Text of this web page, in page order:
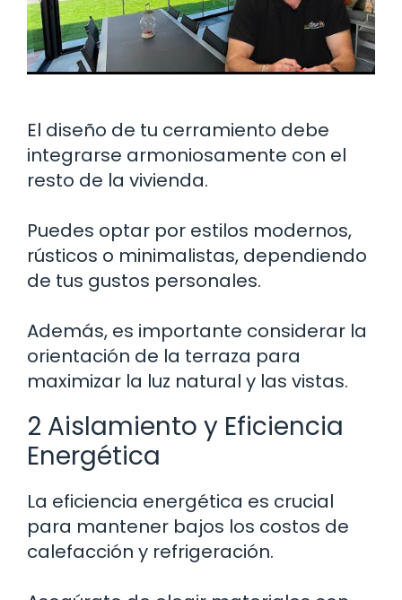
El diseño de tu cerramiento debe
integrarse armoniosamente con el
resto de la vivienda.
Puedes optar por estilos modernos,
rústicos o minimalistas, dependiendo
de tus gustos personales.
Además, es importante considerar la
orientación de la terraza para
maximizar la luz natural y las vistas.
2 Aislamiento y Eficiencia
Energética
La eficiencia energética es crucial
para mantener bajos los costos de
calefacción y refrigeración.